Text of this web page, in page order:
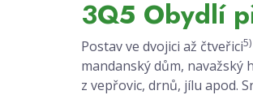
3Q5 Obydlí
Postav ve dvojici až čtveřici5)
mandanský dům,
z vepřovic, drnů, jílu apod.